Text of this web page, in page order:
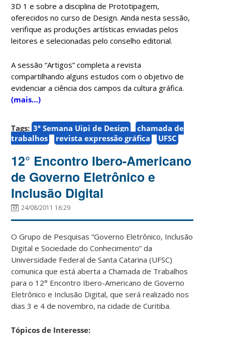
3D 1 e sobre a disciplina de Prototipagem,
oferecidos no curso de Design. Ainda nesta sessão,
verifique as produções artísticas enviadas pelos
leitores e selecionadas pelo conselho editorial.
A sessão “Artigos” completa a revista
compartilhando alguns estudos com o objetivo de
evidenciar a ciência dos campos da cultura gráfica.
(mais…)
Tags: 3ª Semana Uipi de Design
chamada de
trabalhos
revista expressão gráfica UFSC
12° Encontro Ibero-Americano
de Governo Eletrônico e
Inclusão Digital
24/08/2011 16:29
O Grupo de Pesquisas “Governo Eletrônico, Inclusão
Digital e Sociedade do Conhecimento” da
Universidade Federal de Santa Catarina (UFSC)
comunica que está aberta a Chamada de Trabalhos
para o 12° Encontro Ibero-Americano de Governo
Eletrônico e Inclusão Digital, que será realizado nos
dias 3 e 4 de novembro, na cidade de Curitiba.
Tópicos de Interesse: